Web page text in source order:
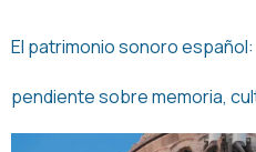
El patrimonio sonoro
pendiente sobre memoria,